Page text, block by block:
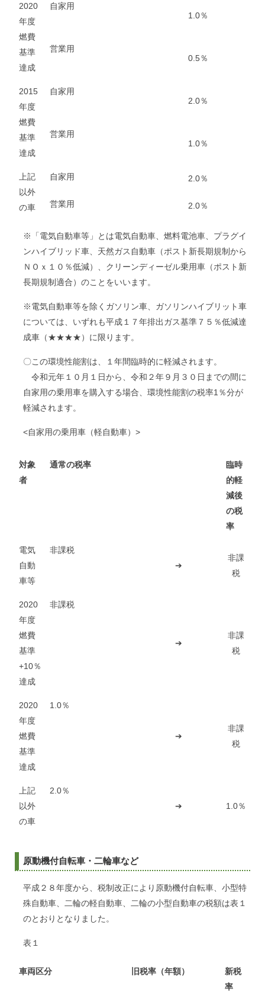
2020
年度
燃費
基準
達成
自家用
1.0％
営業用
0.5％
2015
年度
燃費
基準
達成
自家用
2.0％
営業用
1.0％
上記
以外
の車
自家用 2.0％
営業用 2.0％
※「電気自動車等」とは電気自動車、燃料電池車、プラグイ
ンハイブリッド車、天然ガス自動車（ポスト新長期規制から
ＮＯｘ１０％低減）、クリーンディーゼル乗用車（ポスト新
長期規制適合）のことをいいます。
※電気自動車等を除くガソリン車、ガソリンハイブリット車
については、いずれも平成１７年排出ガス基準７５％低減達
成車（★★★★）に限ります。
〇この環境性能割は、１年間臨時的に軽減されます。
令和元年１０月１日から、令和２年９月３０日までの間に
自家用の乗用車を購入する場合、環境性能割の税率1％分が
軽減されます。
<自家用の乗用車（軽自動車）>
対象
者
通常の税率
臨時
的軽
減後
の税
率
電気
自動
車等
非課税
➔
非課
税
2020
年度
燃費
基準
+10％
達成
非課税
➔
非課
税
2020
年度
燃費
基準
達成
1.0％
➔
非課
税
上記
以外
の車
2.0％
➔
1.0％
原動機付自転車・二輪車など
平成２８年度から、税制改正により原動機付自転車、小型特
殊自動車、二輪の軽自動車、二輪の小型自動車の税額は表１
のとおりとなりました。
表１
車両区分 旧税率（年額）
新税
率